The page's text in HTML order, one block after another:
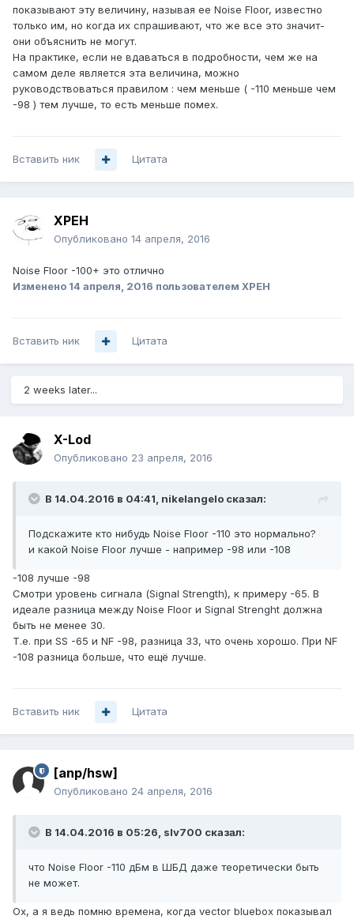
показывают эту величину, называя ее Noise Floor, известно
только им, но когда их спрашивают, что же все это значит-
они объяснить не могут.
На практике, если не вдаваться в подробности, чем же на
самом деле является эта величина, можно
руководствоваться правилом : чем меньше ( -110 меньше чем
-98 ) тем лучше, то есть меньше помех.
Вставить ник Цитата
XPEH
Опубликовано 14 апреля, 2016
Noise Floor -100+ это отлично
Изменено 14 апреля, 2016 пользователем XPEH
Вставить ник Цитата
2 weeks later...
X-Lod
Опубликовано 23 апреля, 2016
В 14.04.2016 в 04:41, nikelangelo сказал:
Подскажите кто нибудь Noise Floor -110 это нормально?
и какой Noise Floor лучше - например -98 или -108
-108 лучше -98
Смотри уровень сигнала (Signal Strength), к примеру -65. В
идеале разница между Noise Floor и Signal Strenght должна
быть не менее 30.
Т.е. при SS -65 и NF -98, разница 33, что очень хорошо. При NF
-108 разница больше, что ещё лучше.
Вставить ник Цитата
[anp/hsw]
Опубликовано 24 апреля, 2016
В 14.04.2016 в 05:26, slv700 сказал:
что Noise Floor -110 дБм в ШБД даже теоретически быть
не может.
Ох, а я ведь помню времена, когда vector bluebox показывал